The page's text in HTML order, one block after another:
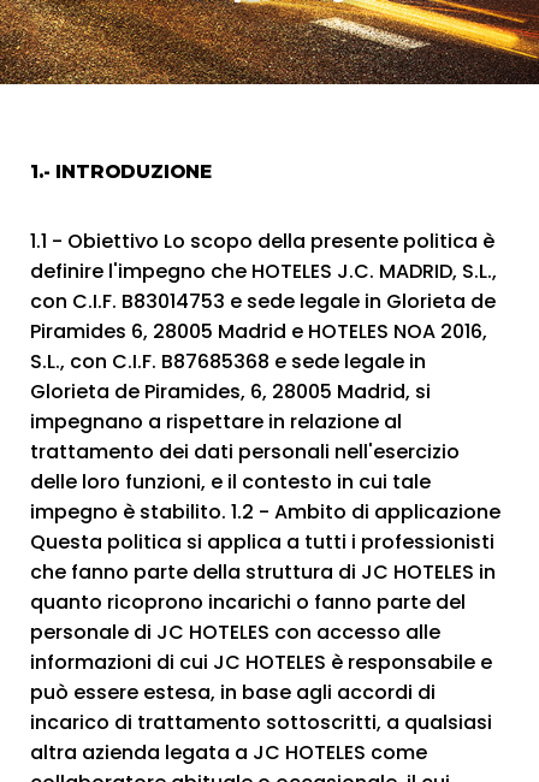
1.- INTRODUZIONE
1.1 - Obiettivo Lo scopo della presente politica è
definire l'impegno che HOTELES J.C. MADRID, S.L.,
con C.I.F. B83014753 e sede legale in Glorieta de
Piramides 6, 28005 Madrid e HOTELES NOA 2016,
S.L., con C.I.F. B87685368 e sede legale in
Glorieta de Piramides, 6, 28005 Madrid, si
impegnano a rispettare in relazione al
trattamento dei dati personali nell'esercizio
delle loro funzioni, e il contesto in cui tale
impegno è stabilito. 1.2 - Ambito di applicazione
Questa politica si applica a tutti i professionisti
che fanno parte della struttura di JC HOTELES in
quanto ricoprono incarichi o fanno parte del
personale di JC HOTELES con accesso alle
informazioni di cui JC HOTELES è responsabile e
può essere estesa, in base agli accordi di
incarico di trattamento sottoscritti, a qualsiasi
altra azienda legata a JC HOTELES come